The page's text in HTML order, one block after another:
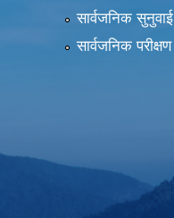
सार्वजनिक सुनुवाई
सार्वजनिक परीक्षण